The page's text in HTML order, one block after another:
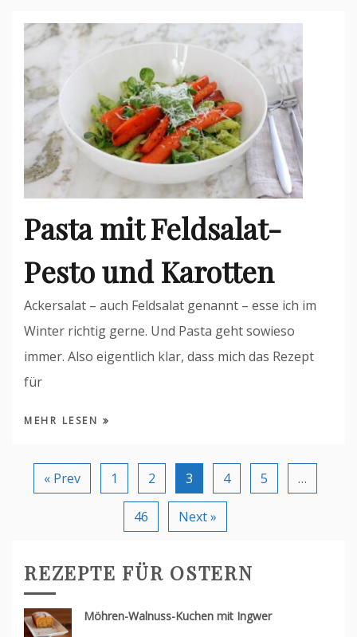
Pasta mit Feldsalat-
Pesto und Karotten
Ackersalat – auch Feldsalat genannt – esse ich im
Winter richtig gerne. Und Pasta geht sowieso
immer. Also eigentlich klar, dass mich das Rezept
für
MEHR LESEN
« Prev 1 2 3 4 5 …
46 Next »
REZEPTE FÜR OSTERN
Möhren-Walnuss-Kuchen mit Ingwer